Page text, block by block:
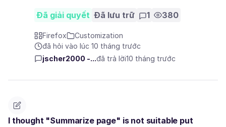
Đã giải quyết Đã lưu trữ 1 380
Firefox
Customization
đã hỏi vào lúc 10 tháng trước
jscher2000 -...đã trả lời10 tháng trước
I thought "Summarize page" is not suitable put